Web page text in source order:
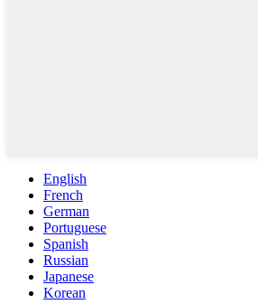
English
French
German
Portuguese
Spanish
Russian
Japanese
Korean